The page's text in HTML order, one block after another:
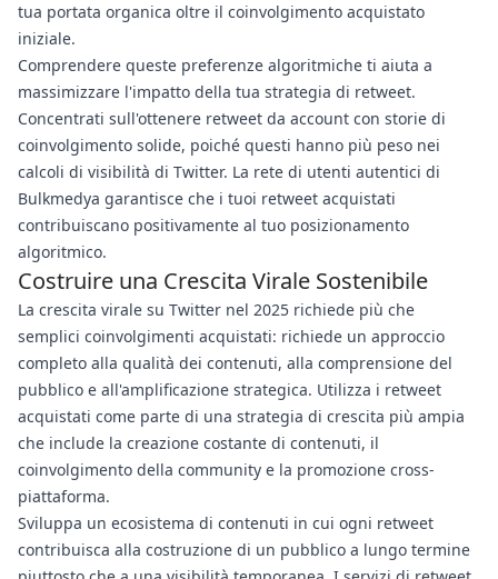
tua portata organica oltre il coinvolgimento acquistato
iniziale.
Comprendere queste preferenze algoritmiche ti aiuta a
massimizzare l'impatto della tua strategia di retweet.
Concentrati sull'ottenere retweet da account con storie di
coinvolgimento solide, poiché questi hanno più peso nei
calcoli di visibilità di Twitter. La rete di utenti autentici di
Bulkmedya garantisce che i tuoi retweet acquistati
contribuiscano positivamente al tuo posizionamento
algoritmico.
Costruire una Crescita Virale Sostenibile
La crescita virale su Twitter nel 2025 richiede più che
semplici coinvolgimenti acquistati: richiede un approccio
completo alla qualità dei contenuti, alla comprensione del
pubblico e all'amplificazione strategica. Utilizza i retweet
acquistati come parte di una strategia di crescita più ampia
che include la creazione costante di contenuti, il
coinvolgimento della community e la promozione cross-
piattaforma.
Sviluppa un ecosistema di contenuti in cui ogni retweet
contribuisca alla costruzione di un pubblico a lungo termine